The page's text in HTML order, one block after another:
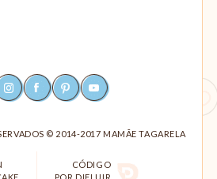
INSTAGRAMFACEBOOKPINTEREST
© 2014-2017 MAMÃE TAGARELA
CÓDIGO